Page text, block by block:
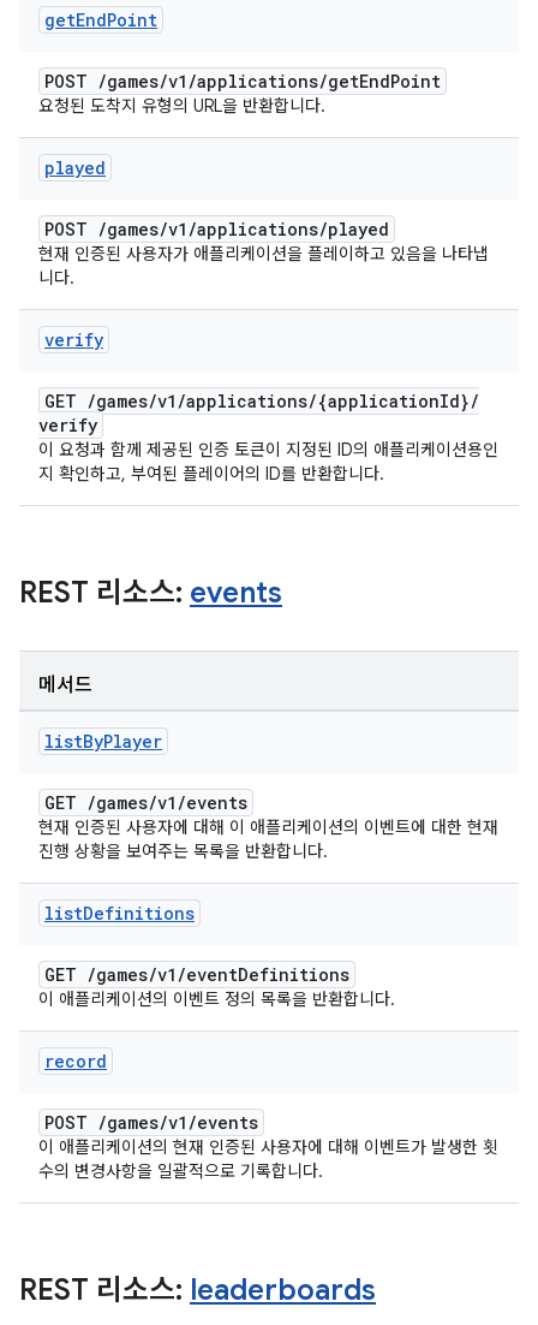
getEndPoint
POST /games/v1 /applications/getEndPoint
요청된 도착지 유형의 URL을 반환합니다.
played
POST /games/v1 /applications/played
현재 인증된 사용자가 애플리케이션을 플레이하고 있음을 나타냅
니다.
verify
GET /games/v1 /applications/{applicationId}/
verify
이 요청과 함께 제공된 인증 토큰이 지정된 ID의 애플리케이션용인
지 확인하고, 부여된 플레이어의 ID를 반환합니다.
REST 리소스: events
메서드
listByPlayer
GET /games/v1 /events
현재 인증된 사용자에 대해 이 애플리케이션의 이벤트에 대한 현재
진행 상황을 보여주는 목록을 반환합니다.
listDefinitions
GET /games/v1 /eventDefinitions
이 애플리케이션의 이벤트 정의 목록을 반환합니다.
record
POST /games/v1 /events
이 애플리케이션의 현재 인증된 사용자에 대해 이벤트가 발생한 횟
수의 변경사항을 일괄적으로 기록합니다.
REST 리소스: leaderboards